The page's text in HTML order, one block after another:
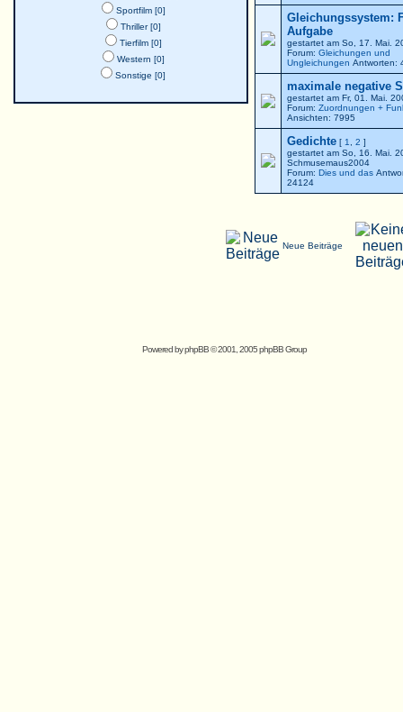
Sportfilm [0]
Thriller [0]
Tierfilm [0]
Western [0]
Sonstige [0]
Gleichungssystem:
Aufgabe
gestartet am So, 17. Mai.
Forum: Gleichungen und
Ungleichungen Antworten:
maximale negative
gestartet am Fr, 01. Mai.
Forum: Zuordnungen +
Ansichten: 7995
Gedichte [ 1 2 ]
gestartet am So, 16. Mai.
Schmusemaus2004
Forum: Dies und das
24124
Neue Beiträge
Powered byphpBB© 2001, 2005 phpBB Group